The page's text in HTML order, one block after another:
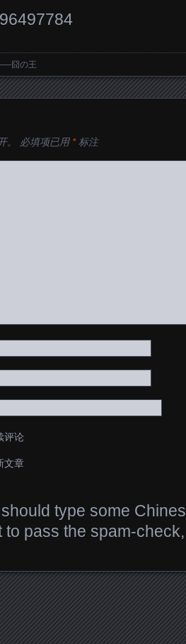
囧の王
。 必填项已用 *标注
评论
文章
type some
to pass the spam-